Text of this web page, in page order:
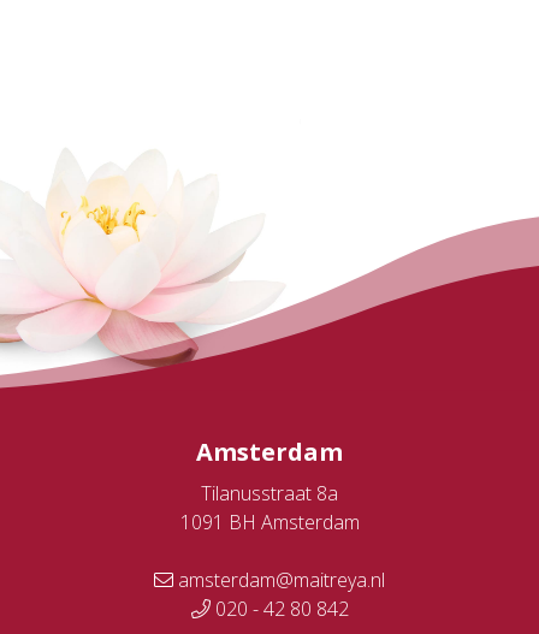
Amsterdam
Tilanusstraat 8a
1091 BH Amsterdam
amsterdam@maitreya.nl
020 - 42 80 842